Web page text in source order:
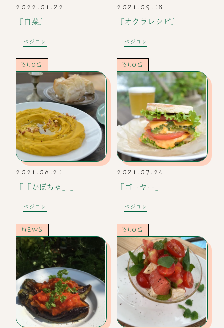
2022.01.22
『白菜』
ベジコレ
2021.09.18
『オクラレシピ』
ベジコレ
BLOG
2021.08.21
『『かぼちゃ』』
ベジコレ
BLOG
2021.07.24
『ゴーヤー』
ベジコレ
NEWS BLOG